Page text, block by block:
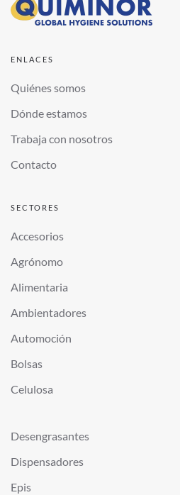
ENLACES
Quiénes somos
Dónde estamos
Trabaja con nosotros
Contacto
SECTORES
Accesorios
Agrónomo
Alimentaria
Ambientadores
Automoción
Bolsas
Celulosa
Desengrasantes
Dispensadores
Epis